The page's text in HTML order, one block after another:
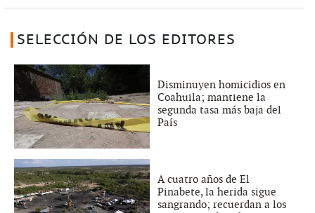
SELECCIÓN DE LOS EDITORES
Disminuyen homicidios en
Coahuila; mantiene la
segunda tasa más baja del
País
A cuatro años de El
Pinabete, la herida sigue
sangrando; recuerdan a los